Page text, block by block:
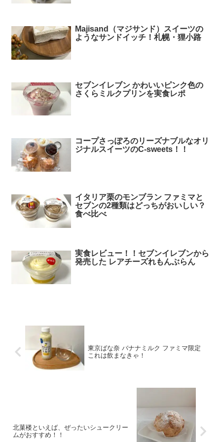
Majisand（マジサンド）スイーツの
ようなサンドイッチ！札幌・狸小路
セブンイレブン かわいいピンク色の
さくらミルクプリンを実食レポ
コープさっぽろのリーズナブルなオリ
ジナルスイーツのC-sweets！！
イタリア栗のモンブラン ファミマと
セブンの2種類はどっちがおいしい？
食べ比べ
実食レビュー！！セブンイレブンから
発売した レアチーズれもんぶらん
東京ばな奈 バナナミルク ファミマ限定
これは飲まなきゃ！
北菓楼といえば、ぜったいシュークリー
ムがおすすめ！！